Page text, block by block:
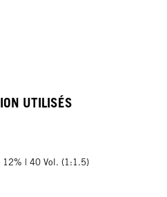
UTILISÉS
12% | 40 Vol. (1:1.5)